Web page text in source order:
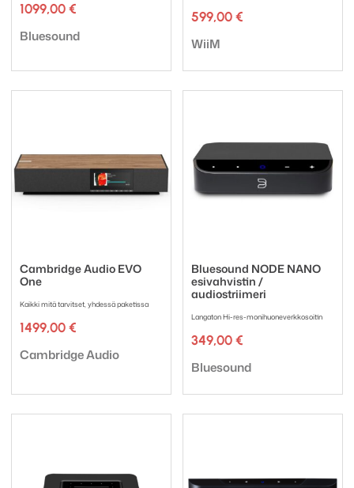
1099,00 €
Tuotemerkki:
Bluesound
599,00 €
Tuotemerkki:
WiiM
Cambridge Audio EVO
One
Kaikki mitä tarvitset, yhdessä paketissa
1499,00 €
Tuotemerkki:
Cambridge Audio
Bluesound NODE NANO
esivahvistin /
audiostriimeri
Langaton Hi-res-monihuoneverkkosoitin
349,00 €
Tuotemerkki:
Bluesound